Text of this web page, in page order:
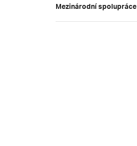
Mezinárodní spolupráce